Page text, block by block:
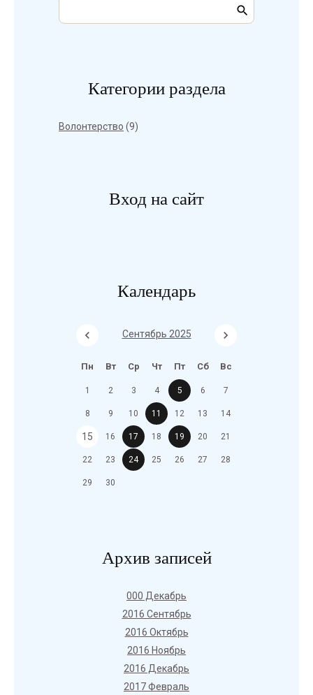
Категории раздела
Волонтерство (9)
Вход на сайт
Календарь
Сентябрь 2025
Пн Вт Ср Чт Пт Сб Вс
1 2 3 4 5 6 7
8 9 10 11 12 13 14
15 16 17 18 19 20 21
22 23 24 25 26 27 28
29 30
Архив записей
000 Декабрь
2016 Сентябрь
2016 Октябрь
2016 Ноябрь
2016 Декабрь
2017 Февраль